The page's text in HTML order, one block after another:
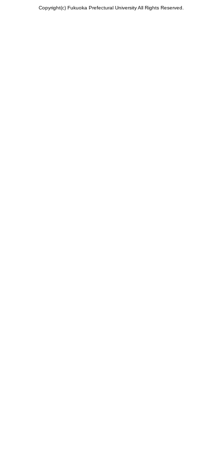
Copyright(c) Fukuoka Prefectural University All Rights Reserved.